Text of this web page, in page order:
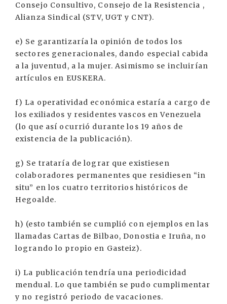
Consejo Consultivo, Consejo de la Resistencia ,
Alianza Sindical (STV, UGT y CNT).
e) Se garantizaría la opinión de todos los
sectores generacionales, dando especial cabida
a la juventud, a la mujer. Asimismo se incluirían
artículos en EUSKERA.
f) La operatividad económica estaría a cargo de
los exiliados y residentes vascos en Venezuela
(lo que así ocurrió durante los 19 años de
existencia de la publicación).
g) Se trataría de lograr que existiesen
colaboradores permanentes que residiesen “in
situ” en los cuatro territorios históricos de
Hegoalde.
h) (esto también se cumplió con ejemplos en las
llamadas Cartas de Bilbao, Donostia e Iruña, no
logrando lo propio en Gasteiz).
i) La publicación tendría una periodicidad
mendual. Lo que también se pudo cumplimentar
y no registró periodo de vacaciones.